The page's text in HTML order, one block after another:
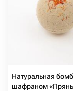
Натуральная
шафраном